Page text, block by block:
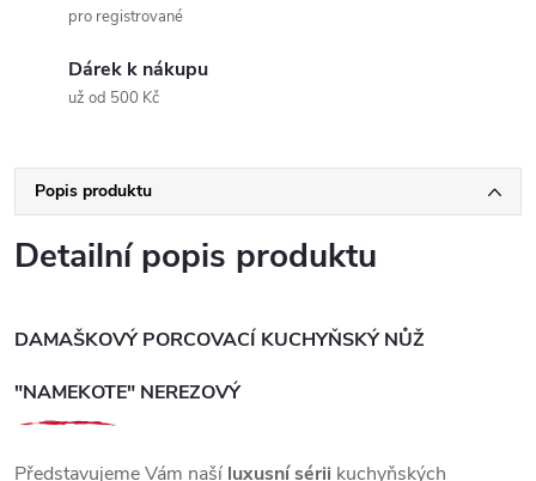
pro registrované
Dárek k nákupu
už od 500 Kč
Popis produktu
Detailní popis produktu
DAMAŠKOVÝ PORCOVACÍ KUCHYŇSKÝ NŮŽ
"NAMEKOTE" NEREZOVÝ
Představujeme Vám naší luxusní sérii kuchyňských